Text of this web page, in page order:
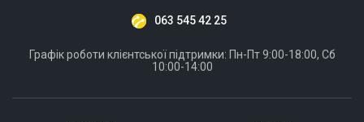
063 545 42 25
Графік роботи клієнтської підтримки: Пн-Пт 9:00-18:00, Сб
10:00-14:00